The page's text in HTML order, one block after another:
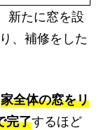
新たに窓を設
、補修をした
家全体の窓をリ
完了するほど